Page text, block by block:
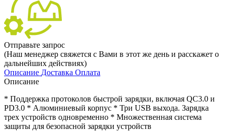
Отправьте запрос
(Наш менеджер свяжется с Вами в этот же день и расскажет о
дальнейших действиях)
Описание Доставка Оплата
Описание
* Поддержка протоколов быстрой зарядки, включая QC3.0 и
PD3.0 * Алюминиевый корпус * Три USB выхода. Зарядка
трех устройств одновременно * Множественная система
защиты для безопасной зарядки устройств